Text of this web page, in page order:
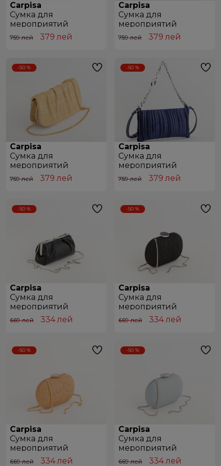
Carpisa
Сумкa для
мероприятий
759 лей 379лей
Carpisa
Сумкa для
мероприятий
759 лей 379лей
-50 %
Carpisa
Сумкa для
мероприятий
759 лей 379лей
-50 %
Carpisa
Сумкa для
мероприятий
759 лей 379лей
-50 %
Carpisa
Сумкa для
мероприятий
669 лей 334лей
-50 %
Carpisa
Сумкa для
мероприятий
669 лей 334лей
-50 %
Carpisa
Сумкa для
мероприятий
669 лей 334лей
-50 %
Carpisa
Сумкa для
мероприятий
669 лей 334лей